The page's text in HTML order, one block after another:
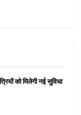
को मिलेगी नई सुविधा